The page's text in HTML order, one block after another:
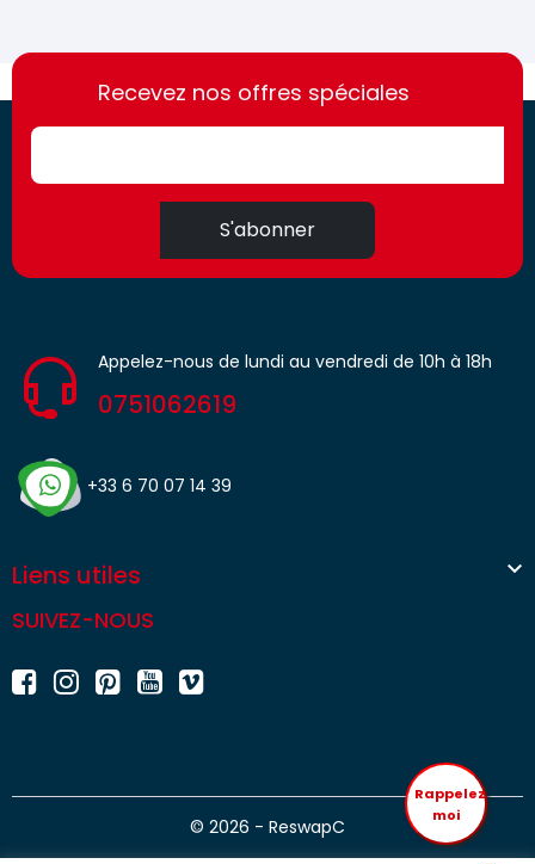
https://france-
access.fr
https://france-
access.fr
Recevez nos offres spéciales
S'abonner
Appelez-nous de lundi au vendredi de 10h à 18h
0751062619
+33 6 70 07 14 39
Liens utiles 
SUIVEZ-NOUS
© 2026 - ReswapC
Rappelez
moi